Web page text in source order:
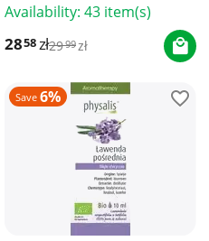
Availability: 43 item(s)
2858zł2999 zł
Save 6%